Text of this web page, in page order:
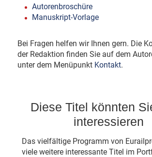
Autorenbroschüre
Manuskript-Vorlage
Bei Fragen helfen wir Ihnen gern. Die
der Redaktion finden Sie auf dem
unter dem Menüpunkt Kontakt.
Diese Titel könnten
interessieren
Das vielfältige Programm von
viele weitere interessante Titel im